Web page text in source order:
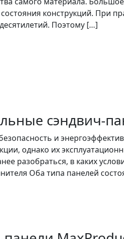
конструкций. При
Поэтому […]
сэндвич-
и
однако их
разобраться, в каких
Оба типа панелей